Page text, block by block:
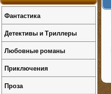
Фантастика
Детективы и Триллеры
Любовные романы
Приключения
Проза